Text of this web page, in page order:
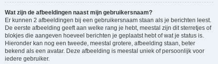
Wat zijn de afbeeldingen naast mijn gebruikersnaam?
Er kunnen 2 afbeeldingen bij een gebruikersnaam staan als je berichten leest.
De eerste afbeelding geeft aan welke rang je hebt, meestal zijn dit sterretjes of
blokjes die aangeven hoeveel berichten je geplaatst hebt of wat je status is.
Hieronder kan nog een tweede, meestal grotere, afbeelding staan, beter
bekend als een avatar. Deze afbeelding is meestal uniek of persoonlijk voor
iedere gebruiker.